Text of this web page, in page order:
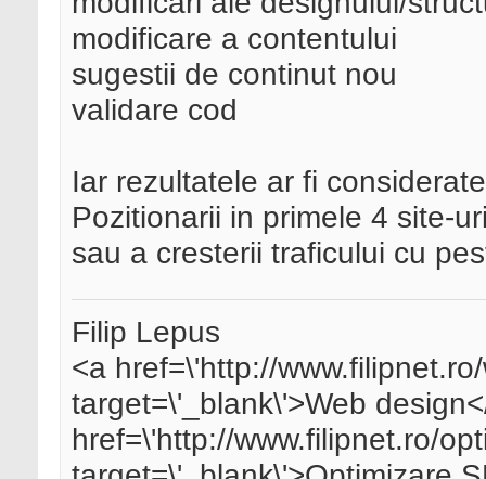
modificare a contentului
sugestii de continut nou
validare cod
Iar rezultatele ar fi
Pozitionarii in primele 4 site-
sau a cresterii traficului cu
Filip Lepus
<a href=\'http://
target=\'_blank\'>Web
href=\'http://www.filipnet.ro/